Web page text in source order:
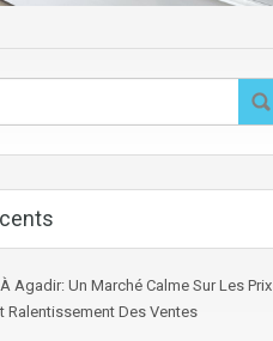
Agadir: Un Marché Calme Sur Les Prix
Ralentissement Des Ventes